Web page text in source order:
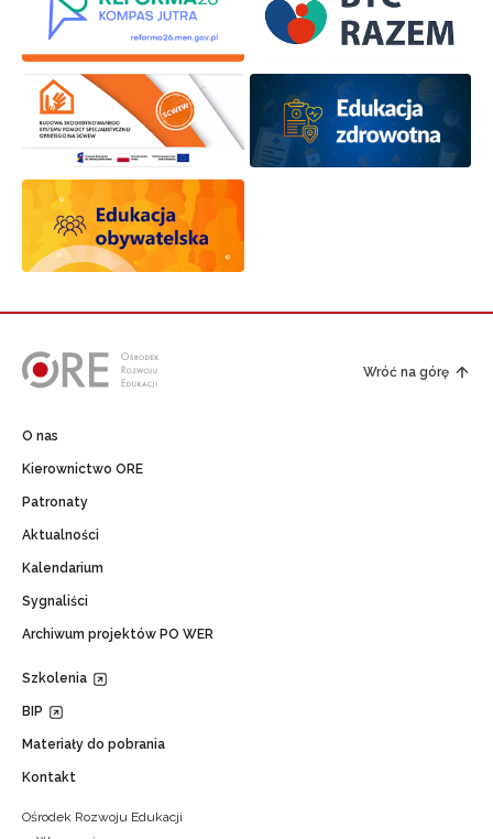
Wróć na górę
O nas
Kierownictwo ORE
Patronaty
Aktualności
Kalendarium
Sygnaliści
Archiwum projektów PO WER
Szkolenia
BIP
Materiały do pobrania
Kontakt
Ośrodek Rozwoju Edukacji